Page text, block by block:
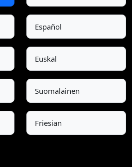
Español
Euskal
Suomalainen
Friesian